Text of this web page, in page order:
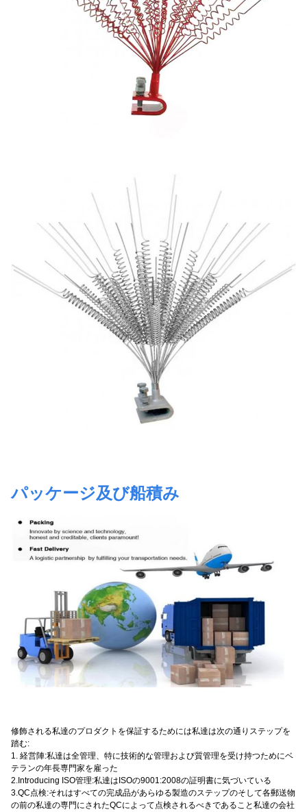
パッケージ及び船積み
修飾される私達のプロダクトを保証するためには私達は次の通りステップを
踏む:
1. 経営陣:私達は全管理、特に技術的な管理および質管理を受け持つためにベ
テランの年長専門家を雇った
2.Introducing ISO管理:私達はISOの9001:2008の証明書に気づいている
3.QC点検:それはすべての完成品があらゆる製造のステップのそして各郵送物
の前の私達の専門にされたQCによって点検されるべきであること私達の会社